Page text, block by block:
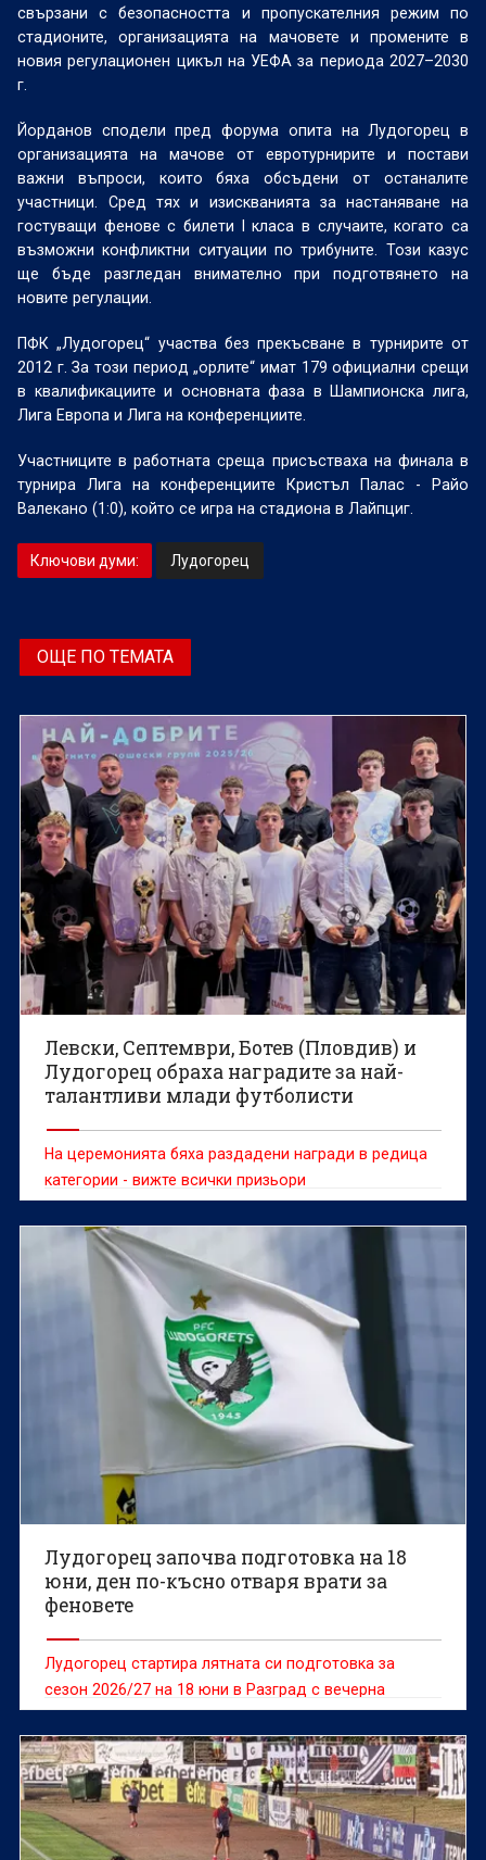
свързани с безопасността и пропускателния режим по
стадионите, организацията на мачовете и промените в
новия регулационен цикъл на УЕФА за периода 2027–2030
г.
Йорданов сподели пред форума опита на Лудогорец в
организацията на мачове от евротурнирите и постави
важни въпроси, които бяха обсъдени от останалите
участници. Сред тях и изискванията за настаняване на
гостуващи фенове с билети I класа в случаите, когато са
възможни конфликтни ситуации по трибуните. Този казус
ще бъде разгледан внимателно при подготвянето на
новите регулации.
ПФК „Лудогорец“ участва без прекъсване в турнирите от
2012 г. За този период „орлите“ имат 179 официални срещи
в квалификациите и основната фаза в Шампионска лига,
Лига Европа и Лига на конференциите.
Участниците в работната среща присъстваха на финала в
турнира Лига на конференциите Кристъл Палас - Райо
Валекано (1:0), който се игра на стадиона в Лайпциг.
Ключови думи: Лудогорец
ОЩЕ ПО ТЕМАТА
Левски, Септември, Ботев (Пловдив) и
Лудогорец обраха наградите за най-
талантливи млади футболисти
На церемонията бяха раздадени награди в редица
категории - вижте всички призьори
Лудогорец започва подготовка на 18
юни, ден по-късно отваря врати за
феновете
Лудогорец стартира лятната си подготовка за
сезон 2026/27 на 18 юни в Разград с вечерна
тренировка от 19:00 ч.